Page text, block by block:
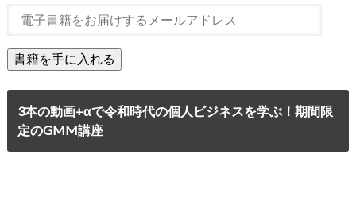
3本の動画+αで令和時代の個人ビジネスを学ぶ！期間限
定のGMM講座